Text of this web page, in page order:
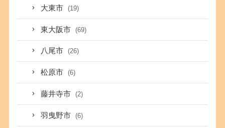
大東市 (19)
東大阪市 (69)
八尾市 (26)
松原市 (6)
藤井寺市 (2)
羽曳野市 (6)